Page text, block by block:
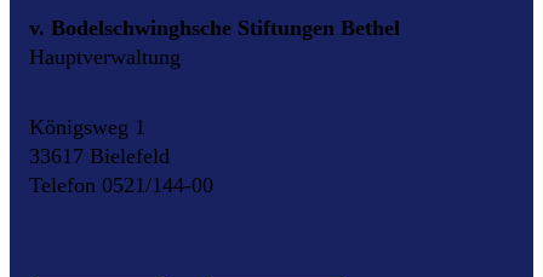
v. Bodelschwinghsche Stiftungen Bethel
Hauptverwaltung
Königsweg 1
33617 Bielefeld
Telefon 0521/144-00